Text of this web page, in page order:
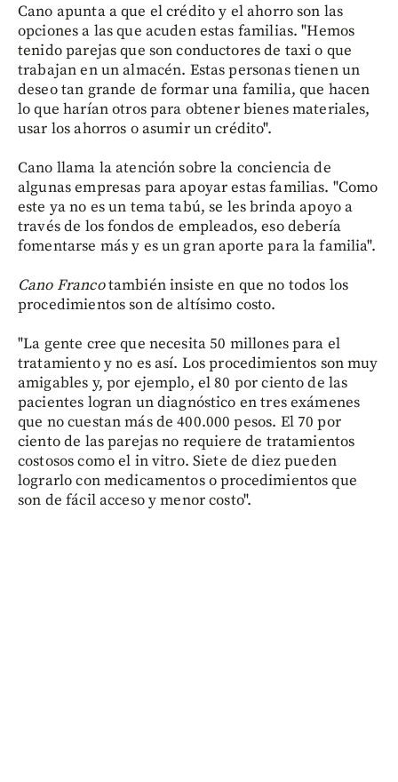
Cano apunta a que el crédito y el ahorro son las
opciones a las que acuden estas familias. "Hemos
tenido parejas que son conductores de taxi o que
trabajan en un almacén. Estas personas tienen un
deseo tan grande de formar una familia, que hacen
lo que harían otros para obtener bienes materiales,
usar los ahorros o asumir un crédito".
Cano llama la atención sobre la conciencia de
algunas empresas para apoyar estas familias. "Como
este ya no es un tema tabú, se les brinda apoyo a
través de los fondos de empleados, eso debería
fomentarse más y es un gran aporte para la familia".
Cano Francotambién insiste en que no todos los
procedimientos son de altísimo costo.
"La gente cree que necesita 50 millones para el
tratamiento y no es así. Los procedimientos son muy
amigables y, por ejemplo, el 80 por ciento de las
pacientes logran un diagnóstico en tres exámenes
que no cuestan más de 400.000 pesos. El 70 por
ciento de las parejas no requiere de tratamientos
costosos como el in vitro. Siete de diez pueden
lograrlo con medicamentos o procedimientos que
son de fácil acceso y menor costo".